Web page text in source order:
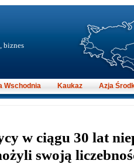
w ciągu 30 lat
swoją
biznes
Wschodnia Kaukaz Azja